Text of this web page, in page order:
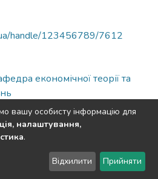
handle/123456789/7612
економічної теорії та
© 2002-2026 LYRASIS
Send Feedback
вашу особисту інформацію для
налаштування,
.
Відхилити Прийняти